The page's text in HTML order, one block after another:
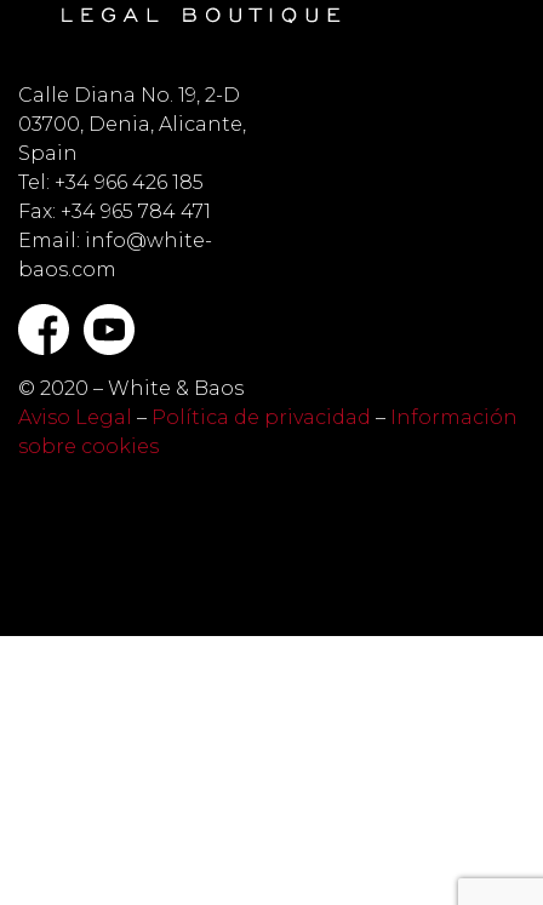
Calle Diana No. 19, 2-D
03700, Denia, Alicante,
Spain
Tel: +34 966 426 185
Fax: +34 965 784 471
Email: info@white-
baos.com
© 2020 – White & Baos
Aviso Legal – Política de privacidad – Información
sobre cookies